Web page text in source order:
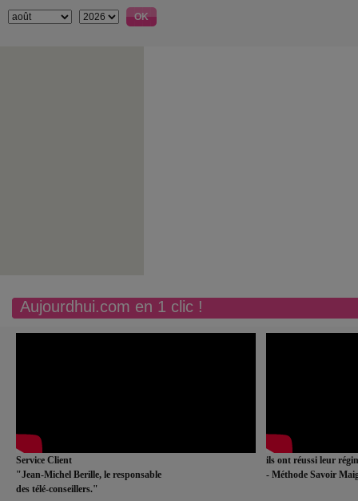
Aujourdhui.com en 1 clic !
Service Client
"Jean-Michel Berille, le responsable
des télé-conseillers."
ils ont réussi leur
- Méthode Savoir